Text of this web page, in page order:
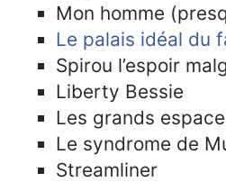
Mon homme
Le palais idéal du
Spirou l’espoir
Liberty Bessie
Les grands
Le syndrome de
Streamliner